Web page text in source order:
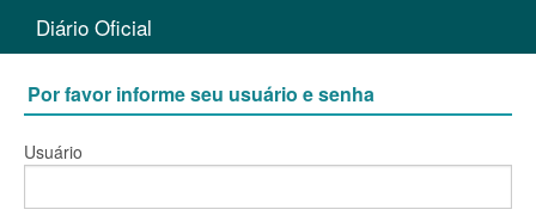
Diário Oficial
Por favor informe seu usuário e senha
Usuário